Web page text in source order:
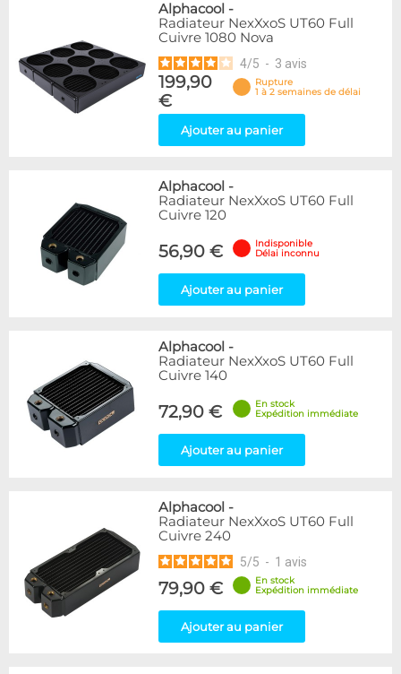
Alphacool -
Radiateur NexXxoS UT60 Full
Cuivre 1080 Nova
4/5 - 3 avis
199,90
€
Rupture
1 à 2 semaines de délai
Ajouter au panier
Alphacool -
Radiateur NexXxoS UT60 Full
Cuivre 120
56,90 €
Indisponible
Délai inconnu
Ajouter au panier
Alphacool -
Radiateur NexXxoS UT60 Full
Cuivre 140
72,90 €
En stock
Expédition immédiate
Ajouter au panier
Alphacool -
Radiateur NexXxoS UT60 Full
Cuivre 240
5/5 - 1 avis
79,90 €
En stock
Expédition immédiate
Ajouter au panier